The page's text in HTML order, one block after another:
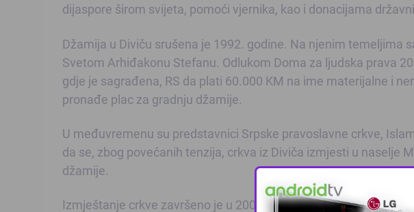
dijaspore širom svijeta, pomoći vjernika, kao i donacijama
Džamija u Diviču srušena je 1992. godine. Na njenim temeljima
Svetom Arhiđakonu Stefanu. Odlukom Doma za ljudska prava
gdje je sagrađena, RS da plati 60.000 KM na ime materijalne i
pronađe plac za gradnju džamije.
U međuvremenu su predstavnici Srpske pravoslavne crkve,
da se, zbog povećanih tenzija, crkva iz Diviča izmjesti u naselje
džamije.
Izmještanje crkve završeno je u 2008. godini, nakon čega je